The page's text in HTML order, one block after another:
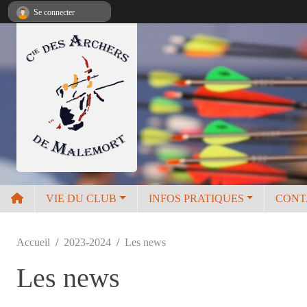
VIE DU CLUB INFOS PRATIQUES
Accueil 2023-2024 Les news
Les news
Se connecter
Panneau de gestion des cookies